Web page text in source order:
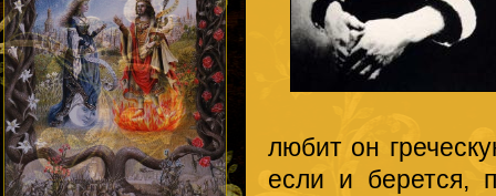
любит он
если и берется,